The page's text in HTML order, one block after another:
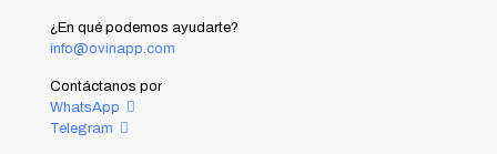
¿En qué podemos ayudarte?
info@ovinapp.com
Contáctanos por
WhatsApp
Telegram